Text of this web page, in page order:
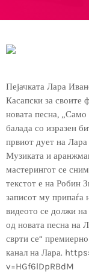
Пејачката Лара
Касапски за своите
новата песна,
балада со изразен
првиот дует на
Музиката и
мастерингот се
текстот е на Робин
записот му припаѓа
видеото се должи
од новата песна на
сврти се“
канал на Лара.
v=HGf6lDpRBdM